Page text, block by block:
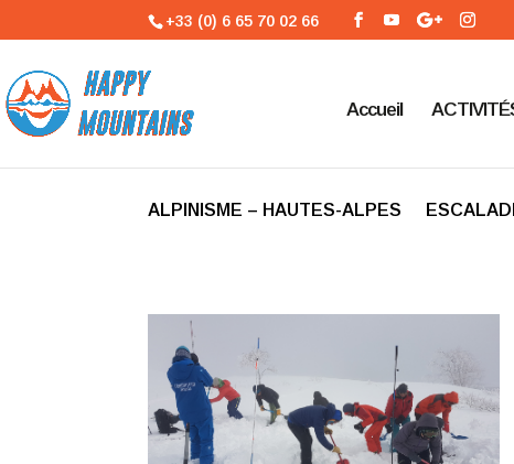
+33 (0) 6 65 70 02 66
Accueil
ALPINISME – HAUTES-ALPES